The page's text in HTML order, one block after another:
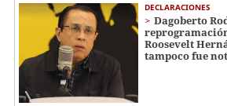
DECLARACIONES
Dagoberto
Roosevelt
tampoco fue